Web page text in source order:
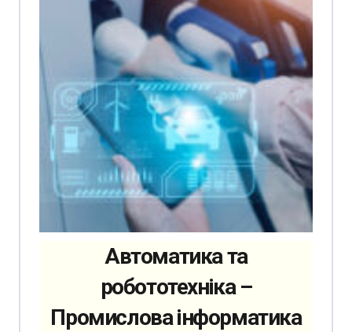
Автоматика та
робототехніка –
Промислова інформатика